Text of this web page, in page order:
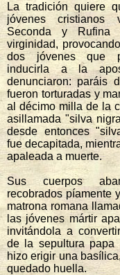
La tradición quiere
jóvenes cristianos
Seconda y
virginidad,
dos jóvenes que
inducirla a la
denunciaron: paráis
fueron torturadas y
al décimo milla de la
asillamada "silva
desde entonces
fue decapitada,
apaleada a muerte.
Sus cuerpos
recobrados píamente
matrona romana
las jóvenes mártir
invitándola a
de la sepultura papa
hizo erigir una
quedado huella.